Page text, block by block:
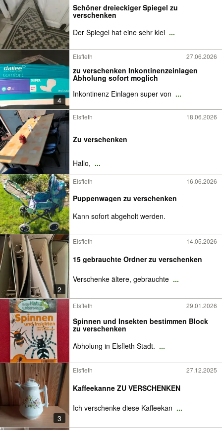
Schöner dreieckiger Spiegel zu
verschenken
Der Spiegel hat eine sehr klei ...
4
Elsfleth 27.06.2026
zu verschenken Inkontinenzeinlagen
Abholung sofort moglich
Inkontinenz Einlagen super von ...
Elsfleth 18.06.2026
Zu verschenken
Hallo, ...
Elsfleth 16.06.2026
Puppenwagen zu verschenken
Kann sofort abgeholt werden.
2
Elsfleth 14.05.2026
15 gebrauchte Ordner zu verschenken
Verschenke ältere, gebrauchte ...
Elsfleth 29.01.2026
Spinnen und Insekten bestimmen Block
zu verschenken
Abholung in Elsfleth Stadt. ...
3
Elsfleth 27.12.2025
Kaffeekanne ZU VERSCHENKEN
Ich verschenke diese Kaffeekan ...